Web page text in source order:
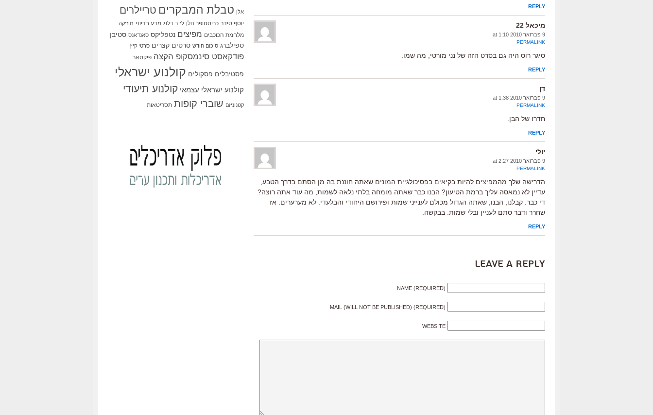
REPLY
מיכאל 22
9 פברואר 2010 at 1:10
PERMALINK
סיגר רוס היה גם בסרט הזה של נני מורטי, מה שמו.
REPLY
דן
9 פברואר 2010 at 1:38
PERMALINK
חדרו של הבן.
REPLY
יולי
9 פברואר 2010 at 2:27
PERMALINK
הדרישה שלך מהמפיצים להיות בקיאים בפסיכולגיית המונים שאתה חוננת בה מן הסתם בדרך הטבע,
עדיין לא נמאסה עליך ברמת הטיעון? הבנו כבר שאתה מומחה בלתי נלאה לשמות, מה עוד אתה רוצה?
די כבר. קבלנו, הבנו, שאתה הגדול מכולם לענייני שמות ופירושם היחודי והבלעדי. לא מערערים. אז
שחרר ודבר סתם לעניין ובלי שמות. בבקשה.
REPLY
Leave a Reply
NAME (REQUIRED)
MAIL (WILL NOT BE PUBLISHED) (REQUIRED)
WEBSITE
אלן טבלת המבקרים טריילרים
יוסף סידר כריסטופר נולן לייב בלוג מדע בדיוני מוזיקה
מלחמת הכוכבים מפיצים נטפליקס סאנדאנס סטיבן
ספילברג סיכום חודש סרטים קצרים סרטי קיץ
פודקאסט סינמסקופ הקצה פיקסאר
פסטיבלים פסקולים קולנוע ישראלי
קולנוע ישראלי עצמאי קולנוע תיעודי
קטנוניזם שוברי קופות תסריטאות